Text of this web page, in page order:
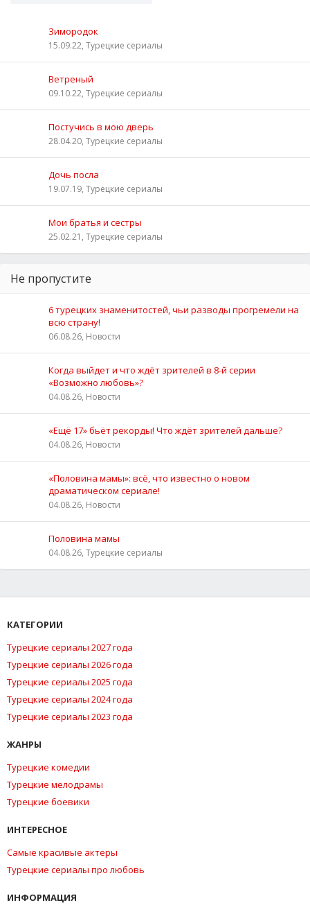
Зимородок
15.09.22, Турецкие сериалы
Ветреный
09.10.22, Турецкие сериалы
Постучись в мою дверь
28.04.20, Турецкие сериалы
Дочь посла
19.07.19, Турецкие сериалы
Мои братья и сестры
25.02.21, Турецкие сериалы
Не пропустите
6 турецких знаменитостей, чьи разводы прогремели на
всю страну!
06.08.26, Новости
Когда выйдет и что ждёт зрителей в 8-й серии
«Возможно любовь»?
04.08.26, Новости
«Ещё 17» бьёт рекорды! Что ждёт зрителей дальше?
04.08.26, Новости
«Половина мамы»: всё, что известно о новом
драматическом сериале!
04.08.26, Новости
Половина мамы
04.08.26, Турецкие сериалы
КАТЕГОРИИ
Турецкие сериалы 2027 года
Турецкие сериалы 2026 года
Турецкие сериалы 2025 года
Турецкие сериалы 2024 года
Турецкие сериалы 2023 года
ЖАНРЫ
Турецкие комедии
Турецкие мелодрамы
Турецкие боевики
ИНТЕРЕСНОЕ
Самые красивые актеры
Турецкие сериалы про любовь
ИНФОРМАЦИЯ